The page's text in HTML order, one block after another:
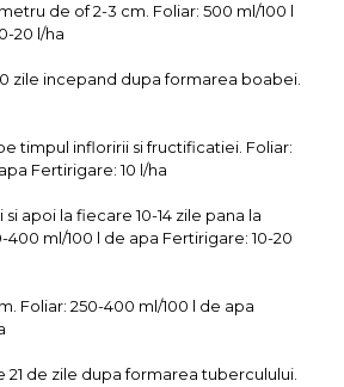
de of 2-3 cm. Foliar: 500 ml/100 l
20 l/ha
zile incepand dupa formarea boabei.
timpul infloririi si fructificatiei. Foliar:
Fertirigare: 10 l/ha
apoi la fiecare 10-14 zile pana la
400 ml/100 l de apa Fertirigare: 10-20
Foliar: 250-400 ml/100 l de apa
21 de zile dupa formarea tuberculului.